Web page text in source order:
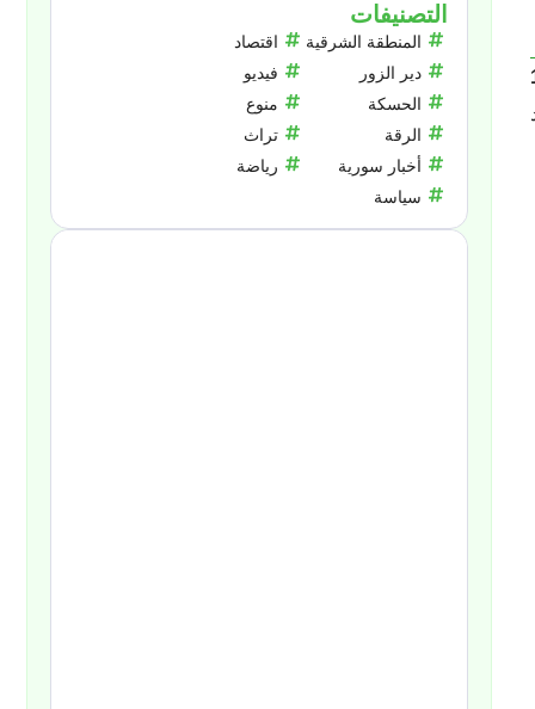
التصنيفات
المنطقة الشرقية
دير الزور
الحسكة
الرقة
أخبار سورية
سياسة
اقتصاد
فيديو
منوع
تراث
رياضة